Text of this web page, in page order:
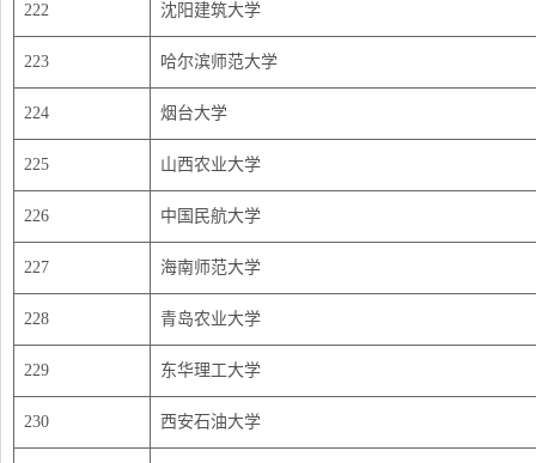
222 沈阳建筑大学
223 哈尔滨师范大学
224 烟台大学
225 山西农业大学
226 中国民航大学
227 海南师范大学
228 青岛农业大学
229 东华理工大学
230 西安石油大学